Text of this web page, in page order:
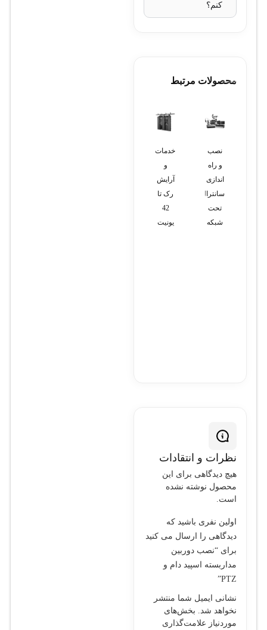
کنم؟
محصولات مرتبط
نصب
و راه
اندازی
سانترال
تحت
شبکه
خدمات
و
آرایش
رک تا
42
یونیت
نظرات و انتقادات
هیچ دیدگاهی برای این
محصول نوشته نشده
است.
اولین نفری باشید که
دیدگاهی را ارسال می کنید
برای “نصب دوربين
مداربسته اسپيد دام و
PTZ”
نشانی ایمیل شما منتشر
نخواهد شد.
بخش‌های
موردنیاز علامت‌گذاری